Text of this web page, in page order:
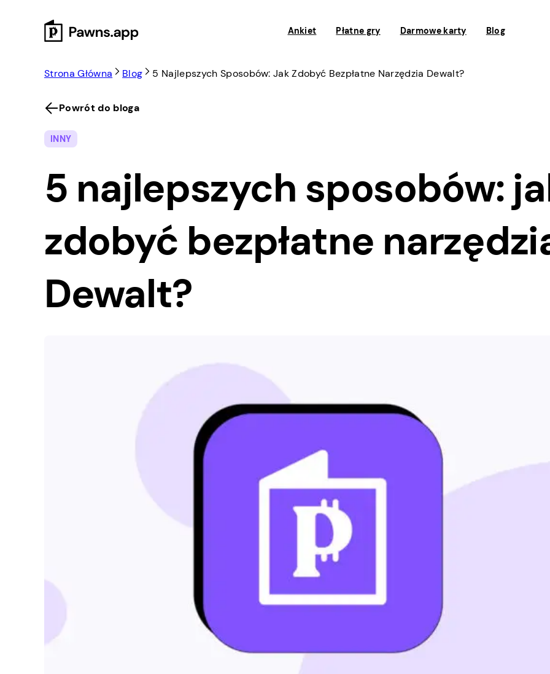
Ankiet Płatne gry Darmowe karty Blog
Strona Główna Blog 5 Najlepszych Sposobów: Jak Zdobyć Bezpłatne Narzędzia Dewalt?
Powrót do bloga
INNY
5 najlepszych sposobów:
zdobyć bezpłatne
Dewalt?